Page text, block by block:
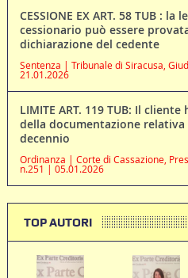
CESSIONE EX ART. 58 TUB :
cessionario può essere
dichiarazione del cedente
Sentenza | Tribunale di Siracusa,
21.01.2026
LIMITE ART. 119 TUB: Il
della documentazione
decennio
Ordinanza | Corte di Cassazione,
n.251 | 05.01.2026
TOP AUTORI